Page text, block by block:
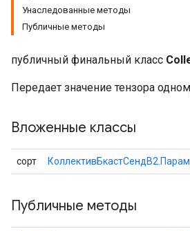
Унаследованные методы
Публичные методы
публичный финальный класс
Передает значение тензора
Вложенные классы
сорт
Публичные методы